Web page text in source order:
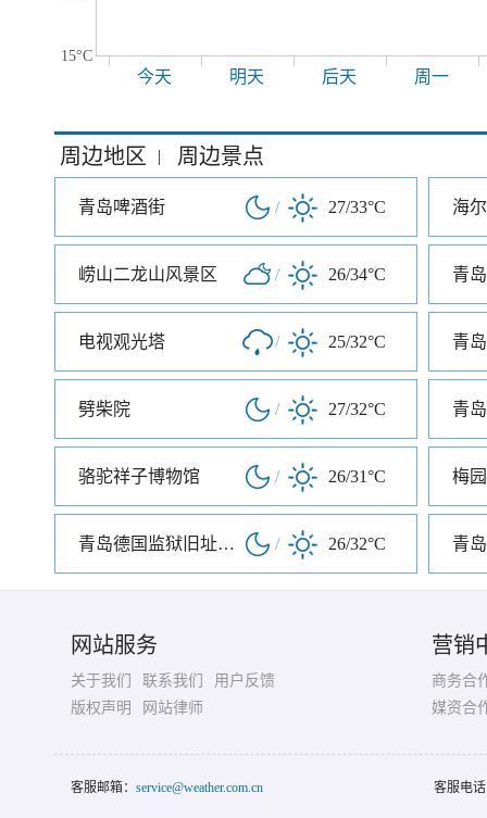
15°C
今天 明天 后天 周一
周边地区 | 周边景点
青岛啤酒街 / 27/33°C 海
崂山二龙山风景区 / 26/34°C
电视观光塔 / 25/32°C 青
劈柴院 / 27/32°C 青
骆驼祥子博物馆 / 26/31°C 梅园
青岛德国监狱旧址博物馆 / 26/32°C 青
网站服务
关于我们 联系我们
用户反馈
版权声明
网站律师
营销
商务合
媒资合
客服邮箱： service@weather.com.cn 客服电